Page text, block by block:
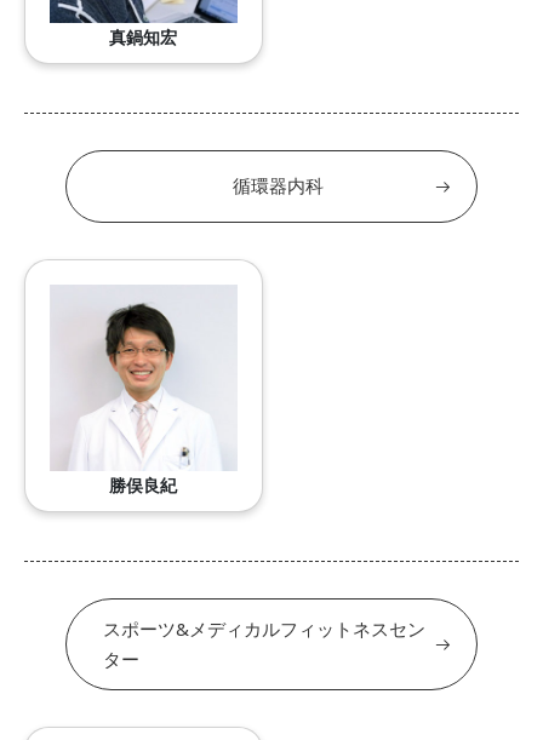
真鍋知宏
循環器内科
勝俣良紀
スポーツ&メディカルフィットネスセン
ター